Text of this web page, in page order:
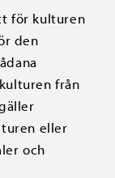
för kulturen
den
från
eller
och